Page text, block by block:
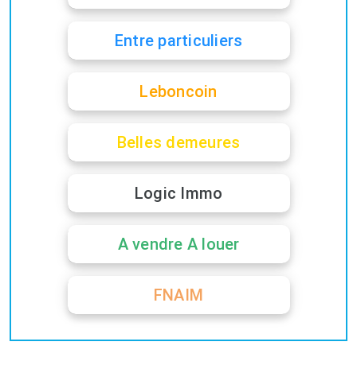
Entre particuliers
Leboncoin
Belles demeures
Logic Immo
A vendre A louer
FNAIM